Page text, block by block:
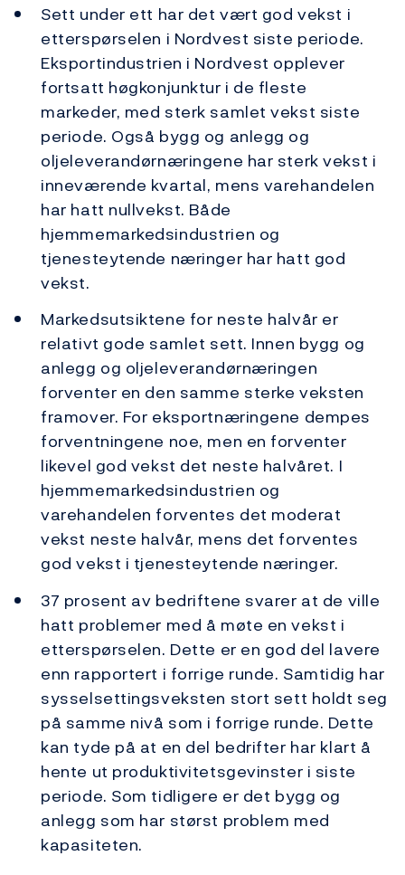
Sett under ett har det vært god vekst i
etterspørselen i Nordvest siste periode.
Eksportindustrien i Nordvest opplever
fortsatt høgkonjunktur i de fleste
markeder, med sterk samlet vekst siste
periode. Også bygg og anlegg og
oljeleverandørnæringene har sterk vekst i
inneværende kvartal, mens varehandelen
har hatt nullvekst. Både
hjemmemarkedsindustrien og
tjenesteytende næringer har hatt god
vekst.
Markedsutsiktene for neste halvår er
relativt gode samlet sett. Innen bygg og
anlegg og oljeleverandørnæringen
forventer en den samme sterke veksten
framover. For eksportnæringene dempes
forventningene noe, men en forventer
likevel god vekst det neste halvåret. I
hjemmemarkedsindustrien og
varehandelen forventes det moderat
vekst neste halvår, mens det forventes
god vekst i tjenesteytende næringer.
37 prosent av bedriftene svarer at de ville
hatt problemer med å møte en vekst i
etterspørselen. Dette er en god del lavere
enn rapportert i forrige runde. Samtidig har
sysselsettingsveksten stort sett holdt seg
på samme nivå som i forrige runde. Dette
kan tyde på at en del bedrifter har klart å
hente ut produktivitetsgevinster i siste
periode. Som tidligere er det bygg og
anlegg som har størst problem med
kapasiteten.